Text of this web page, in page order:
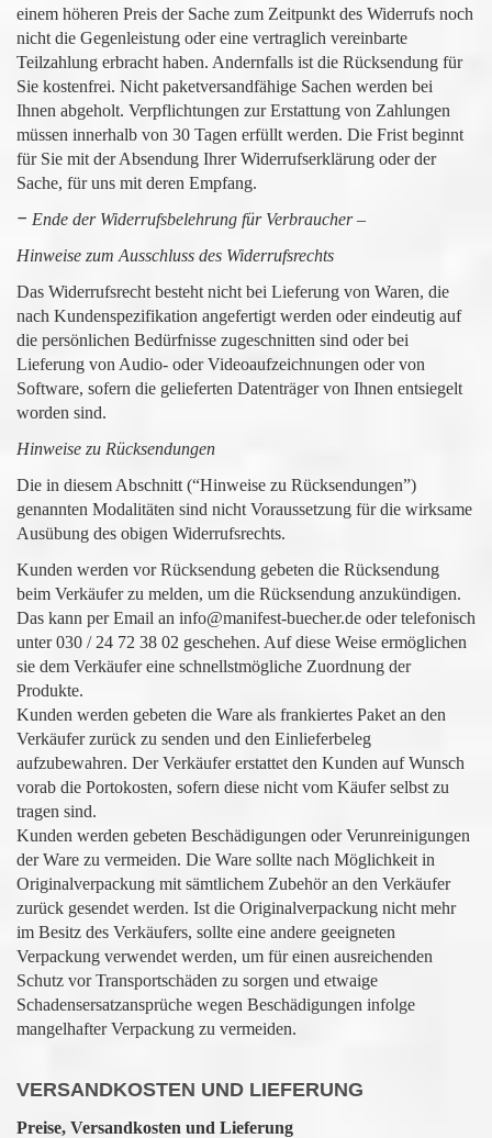
einem höheren Preis der Sache zum Zeitpunkt des Widerrufs noch
nicht die Gegenleistung oder eine vertraglich vereinbarte
Teilzahlung erbracht haben. Andernfalls ist die Rücksendung für
Sie kostenfrei. Nicht paketversandfähige Sachen werden bei
Ihnen abgeholt. Verpflichtungen zur Erstattung von Zahlungen
müssen innerhalb von 30 Tagen erfüllt werden. Die Frist beginnt
für Sie mit der Absendung Ihrer Widerrufserklärung oder der
Sache, für uns mit deren Empfang.
– Ende der Widerrufsbelehrung für Verbraucher –
Hinweise zum Ausschluss des Widerrufsrechts
Das Widerrufsrecht besteht nicht bei Lieferung von Waren, die
nach Kundenspezifikation angefertigt werden oder eindeutig auf
die persönlichen Bedürfnisse zugeschnitten sind oder bei
Lieferung von Audio- oder Videoaufzeichnungen oder von
Software, sofern die gelieferten Datenträger von Ihnen entsiegelt
worden sind.
Hinweise zu Rücksendungen
Die in diesem Abschnitt (“Hinweise zu Rücksendungen”)
genannten Modalitäten sind nicht Voraussetzung für die wirksame
Ausübung des obigen Widerrufsrechts.
Kunden werden vor Rücksendung gebeten die Rücksendung
beim Verkäufer zu melden, um die Rücksendung anzukündigen.
Das kann per Email an info@manifest-buecher.de oder telefonisch
unter 030 / 24 72 38 02 geschehen. Auf diese Weise ermöglichen
sie dem Verkäufer eine schnellstmögliche Zuordnung der
Produkte.
Kunden werden gebeten die Ware als frankiertes Paket an den
Verkäufer zurück zu senden und den Einlieferbeleg
aufzubewahren. Der Verkäufer erstattet den Kunden auf Wunsch
vorab die Portokosten, sofern diese nicht vom Käufer selbst zu
tragen sind.
Kunden werden gebeten Beschädigungen oder Verunreinigungen
der Ware zu vermeiden. Die Ware sollte nach Möglichkeit in
Originalverpackung mit sämtlichem Zubehör an den Verkäufer
zurück gesendet werden. Ist die Originalverpackung nicht mehr
im Besitz des Verkäufers, sollte eine andere geeigneten
Verpackung verwendet werden, um für einen ausreichenden
Schutz vor Transportschäden zu sorgen und etwaige
Schadensersatzansprüche wegen Beschädigungen infolge
mangelhafter Verpackung zu vermeiden.
VERSANDKOSTEN UND LIEFERUNG
Preise, Versandkosten und Lieferung